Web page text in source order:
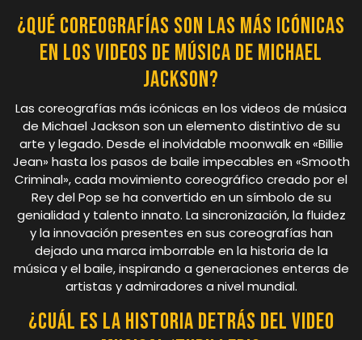
¿Qué coreografías son las más icónicas
en los videos de música de Michael
Jackson?
Las coreografías más icónicas en los videos de música
de Michael Jackson son un elemento distintivo de su
arte y legado. Desde el inolvidable moonwalk en «Billie
Jean» hasta los pasos de baile impecables en «Smooth
Criminal», cada movimiento coreográfico creado por el
Rey del Pop se ha convertido en un símbolo de su
genialidad y talento innato. La sincronización, la fluidez
y la innovación presentes en sus coreografías han
dejado una marca imborrable en la historia de la
música y el baile, inspirando a generaciones enteras de
artistas y admiradores a nivel mundial.
¿Cuál es la historia detrás del video